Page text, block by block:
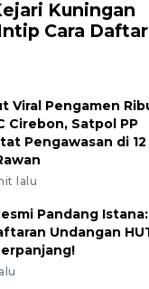
Kuningan
Cara
Viral Pengamen
Cirebon, Satpol PP
Pengawasan di 12
lalu
Pandang Istana:
Undangan